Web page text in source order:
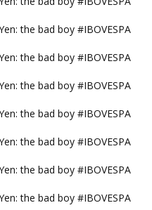
the bad boy #IBOVESPA
the bad boy #IBOVESPA
the bad boy #IBOVESPA
the bad boy #IBOVESPA
the bad boy #IBOVESPA
the bad boy #IBOVESPA
the bad boy #IBOVESPA